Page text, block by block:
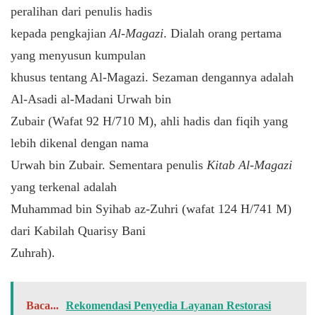
peralihan dari penulis hadis
kepada pengkajian Al-Magazi. Dialah orang pertama
yang menyusun kumpulan
khusus tentang Al-Magazi. Sezaman dengannya adalah
Al-Asadi al-Madani Urwah bin
Zubair (Wafat 92 H/710 M), ahli hadis dan fiqih yang
lebih dikenal dengan nama
Urwah bin Zubair. Sementara penulis Kitab Al-Magazi
yang terkenal adalah
Muhammad bin Syihab az-Zuhri (wafat 124 H/741 M)
dari Kabilah Quarisy Bani
Zuhrah).
Baca... Rekomendasi Penyedia Layanan Restorasi